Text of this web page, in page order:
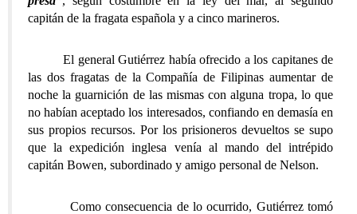
capitán de la fragata española y a cinco marineros.
El general Gutiérrez había ofrecido a los capitanes de
las dos fragatas de la Compañía de Filipinas aumentar de
noche la guarnición de las mismas con alguna tropa, lo que
no habían aceptado los interesados, confiando en demasía en
sus propios recursos. Por los prisioneros devueltos se supo
que la expedición inglesa venía al mando del intrépido
capitán Bowen, subordinado y amigo personal de Nelson.
Como consecuencia de lo ocurrido, Gutiérrez tomó